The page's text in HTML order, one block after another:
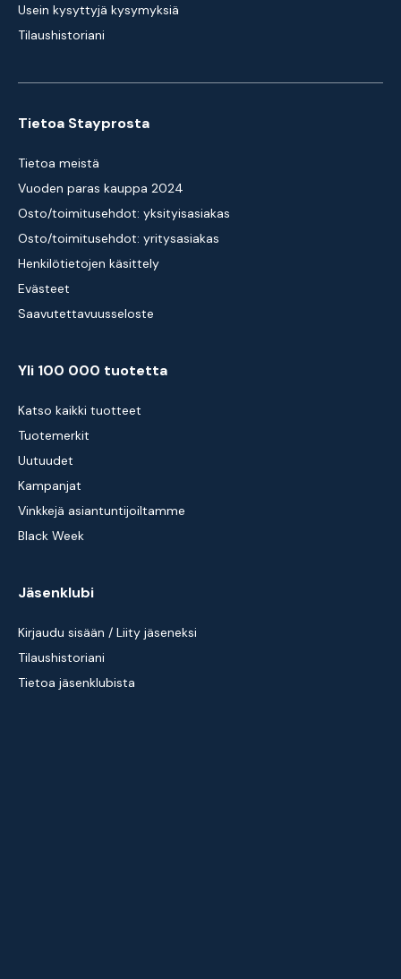
Usein kysyttyjä kysymyksiä
Tilaushistoriani
Tietoa Stayprosta
Tietoa meistä
Vuoden paras kauppa 2024
Osto/toimitusehdot: yksityisasiakas
Osto/toimitusehdot: yritysasiakas
Henkilötietojen käsittely
Evästeet
Saavutettavuusseloste
Yli 100 000 tuotetta
Katso kaikki tuotteet
Tuotemerkit
Uutuudet
Kampanjat
Vinkkejä asiantuntijoiltamme
Black Week
Jäsenklubi
Kirjaudu sisään / Liity jäseneksi
Tilaushistoriani
Tietoa jäsenklubista